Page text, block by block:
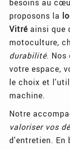
besoins au
proposons la
Vitré ainsi que
motoculture,
durabilité. Nos
votre espace,
le choix et
machine.
Notre
valoriser vos
d'entretien. En